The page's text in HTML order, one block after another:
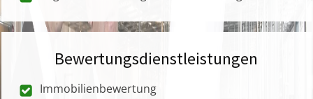
Bewertungsdienstleistungen
Immobilienbewertung